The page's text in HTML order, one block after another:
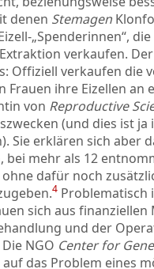
denen Stemagen
„Spenderinnen“,
verkaufen.
Offiziell verkaufen die
Frauen ihre Eizellen an
von Reproductive
(und dies ist
Sie erklären sich aber
bei mehr als 12
ohne dafür noch
4 Problematisch
sich aus
und der
Die NGO Center for
das Problem eines